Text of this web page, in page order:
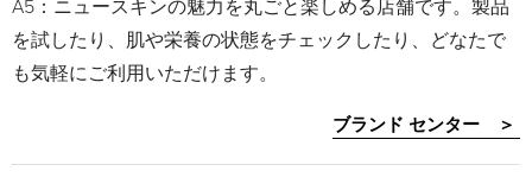
A5：ニュースキンの魅力を丸ごと楽しめる店舗です。製品
を試したり、肌や栄養の状態をチェックしたり、どなたで
も気軽にご利用いただけます。
ブランド センター ＞